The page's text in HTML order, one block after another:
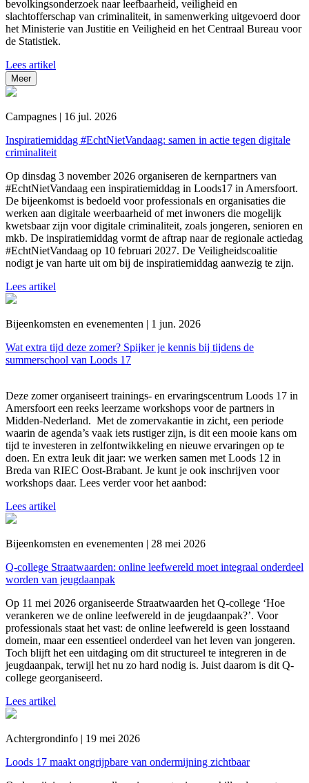
bevolkingsonderzoek naar leefbaarheid, veiligheid en
slachtofferschap van criminaliteit, in samenwerking uitgevoerd door
het Ministerie van Justitie en Veiligheid en het Centraal Bureau voor
de Statistiek.
Lees artikel
Meer
Campagnes | 16 jul. 2026
Inspiratiemiddag #EchtNietVandaag: samen in actie tegen digitale
criminaliteit
Op dinsdag 3 november 2026 organiseren de kernpartners van
#EchtNietVandaag een inspiratiemiddag in Loods17 in Amersfoort.
De bijeenkomst is bedoeld voor professionals en organisaties die
werken aan digitale weerbaarheid of met inwoners die mogelijk
kwetsbaar zijn voor digitale criminaliteit, zoals jongeren, senioren en
mkb. De inspiratiemiddag vormt de aftrap naar de regionale actiedag
#EchtNietVandaag op 10 februari 2027. De Veiligheidscoalitie
nodigt je van harte uit om bij de inspiratiemiddag aanwezig te zijn.
Lees artikel
Bijeenkomsten en evenementen | 1 jun. 2026
Wat extra tijd deze zomer? Spijker je kennis bij tijdens de
summerschool van Loods 17
Deze zomer organiseert trainings- en ervaringscentrum Loods 17 in
Amersfoort een reeks leerzame workshops voor de partners in
Midden-Nederland. Met de zomervakantie in zicht, een periode
waarin de agenda’s vaak iets rustiger zijn, is dit een mooie kans om
tijd te investeren in zelfontwikkeling en nieuwe ervaringen op te
doen. En extra leuk dit jaar: we werken samen met Loods 12 in
Breda van RIEC Oost-Brabant. Je kunt je ook inschrijven voor
workshops daar. Lees verder voor het aanbod:
Lees artikel
Bijeenkomsten en evenementen | 28 mei 2026
Q-college Straatwaarden: online leefwereld moet integraal onderdeel
worden van jeugdaanpak
Op 11 mei 2026 organiseerde Straatwaarden het Q-college ‘Hoe
verankeren we de online leefwereld in de jeugdaanpak?’. Voor
professionals staat het vast: de online leefwereld is geen losstaand
domein, maar een essentieel onderdeel van het leven van jongeren.
Toch blijft het een uitdaging om dit structureel te integreren in de
jeugdaanpak, terwijl het nu zo hard nodig is. Juist daarom is dit Q-
college georganiseerd.
Lees artikel
Achtergrondinfo | 19 mei 2026
Loods 17 maakt ongrijpbare van ondermijning zichtbaar